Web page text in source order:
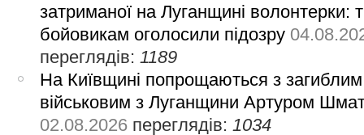
затриманої на Луганщині волонтерки:
бойовикам оголосили підозру
переглядів: 1189
На Київщині попрощаються з загиблим
військовим з Луганщини Артуром
02.08.2026 переглядів: 1034